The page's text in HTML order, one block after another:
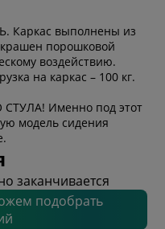
выполнены из
порошковой
воздействию.
на каркас – 100 кг.
Именно под этот
модель сидения
заканчивается
подобрать